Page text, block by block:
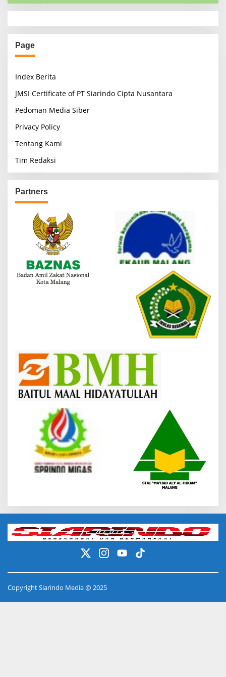
Page
Index Berita
JMSI Certificate of PT Siarindo Cipta Nusantara
Pedoman Media Siber
Privacy Policy
Tentang Kami
Tim Redaksi
Partners
Copyright Siarindo Media @ 2025